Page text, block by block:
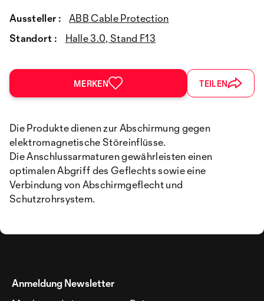
Aussteller :
ABB Cable Protection
Standort :
Halle 3.0, Stand F13
MERKEN TEILEN
Die Produkte dienen zur Abschirmung gegen
elektromagnetische Störeinflüsse.
Die Anschlussarmaturen gewährleisten einen
optimalen Abgriff des Geflechts sowie eine
Verbindung von Abschirmgeflecht und
Schutzrohrsystem.
Anmeldung Newsletter